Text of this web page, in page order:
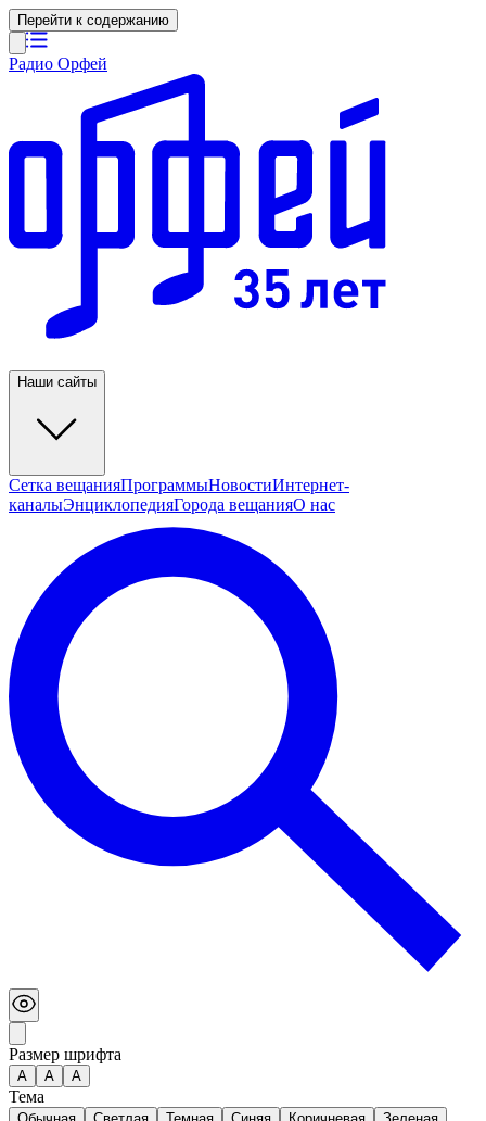
Перейти к содержанию
Радио Орфей
Наши сайты
Сетка вещанияПрограммыНовостиИнтернет-
каналыЭнциклопедияГорода вещанияО нас
Размер шрифта
А A A
Тема